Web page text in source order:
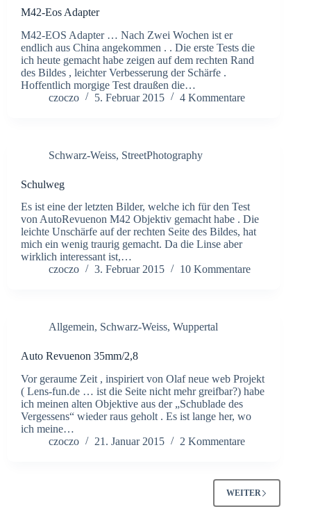
M42-Eos Adapter
M42-EOS Adapter … Nach Zwei Wochen ist er
endlich aus China angekommen . . Die erste Tests die
ich heute gemacht habe zeigen auf dem rechten Rand
des Bildes , leichter Verbesserung der Schärfe .
Hoffentlich morgige Test draußen die…
czoczo
5. Februar 2015 4 Kommentare
Schwarz-Weiss, StreetPhotography
Schulweg
Es ist eine der letzten Bilder, welche ich für den Test
von AutoRevuenon M42 Objektiv gemacht habe . Die
leichte Unschärfe auf der rechten Seite des Bildes, hat
mich ein wenig traurig gemacht. Da die Linse aber
wirklich interessant ist,…
czoczo
3. Februar 2015 10 Kommentare
Allgemein, Schwarz-Weiss, Wuppertal
Auto Revuenon 35mm/2,8
Vor geraume Zeit , inspiriert von Olaf neue web Projekt
( Lens-fun.de … ist die Seite nicht mehr greifbar?) habe
ich meinen alten Objektive aus der „Schublade des
Vergessens“ wieder raus geholt . Es ist lange her, wo
ich meine…
czoczo
21. Januar 2015 2 Kommentare
WEITER